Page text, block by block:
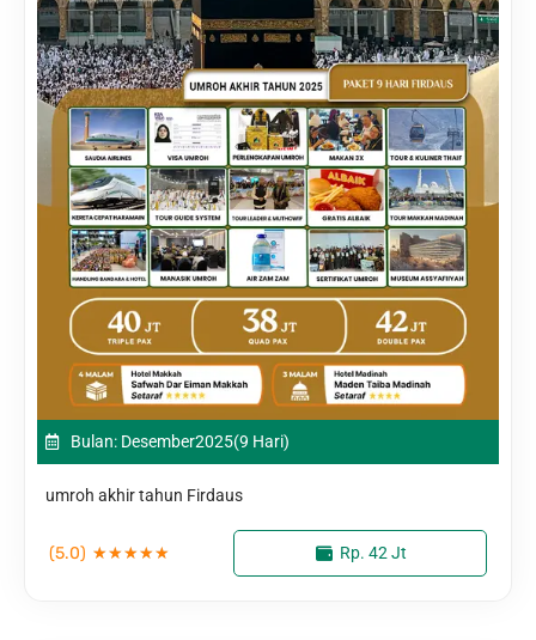
Bulan: Desember2025(9 Hari)
umroh akhir tahun Firdaus
(5.0) ★★★★★ Rp. 42 Jt